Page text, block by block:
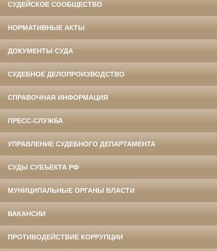
СУДЕЙСКОЕ СООБЩЕСТВО
НОРМАТИВНЫЕ АКТЫ
ДОКУМЕНТЫ СУДА
СУДЕБНОЕ ДЕЛОПРОИЗВОДСТВО
СПРАВОЧНАЯ ИНФОРМАЦИЯ
ПРЕСС-СЛУЖБА
УПРАВЛЕНИЕ СУДЕБНОГО ДЕПАРТАМЕНТА
СУДЫ СУБЪЕКТА РФ
МУНИЦИПАЛЬНЫЕ ОРГАНЫ ВЛАСТИ
ВАКАНСИИ
ПРОТИВОДЕЙСТВИЕ КОРРУПЦИИ